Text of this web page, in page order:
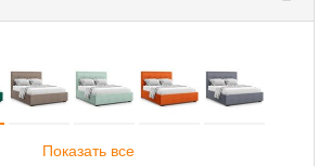
Показать все